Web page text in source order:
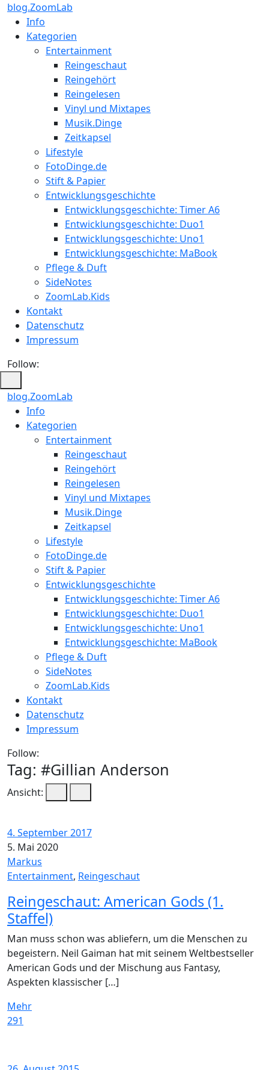
blog.ZoomLab
Info
Kategorien
Entertainment
Reingeschaut
Reingehört
Reingelesen
Vinyl und Mixtapes
Musik.Dinge
Zeitkapsel
Lifestyle
FotoDinge.de
Stift & Papier
Entwicklungsgeschichte
Entwicklungsgeschichte: Timer A6
Entwicklungsgeschichte: Duo1
Entwicklungsgeschichte: Uno1
Entwicklungsgeschichte: MaBook
Pflege & Duft
SideNotes
ZoomLab.Kids
Kontakt
Datenschutz
Impressum
Follow:
blog.ZoomLab
ZoomLab
//
Info
Kategorien
Entertainment
Reingeschaut
Reingehört
Reingelesen
Vinyl und Mixtapes
Musik.Dinge
Zeitkapsel
Lifestyle
FotoDinge.de
Stift & Papier
Entwicklungsgeschichte
Entwicklungsgeschichte: Timer A6
Entwicklungsgeschichte: Duo1
Entwicklungsgeschichte: Uno1
Entwicklungsgeschichte: MaBook
Pflege & Duft
SideNotes
ZoomLab.Kids
Kontakt
Datenschutz
Impressum
Follow:
Tag: #Gillian Anderson
Ansicht:
4. September 2017
5. Mai 2020
Markus
Entertainment, Reingeschaut
Reingeschaut: American Gods (1.
Staffel)
Man muss schon was abliefern, um die Menschen zu
begeistern. Neil Gaiman hat mit seinem Weltbestseller
American Gods und der Mischung aus Fantasy,
Aspekten klassischer […]
Mehr
291